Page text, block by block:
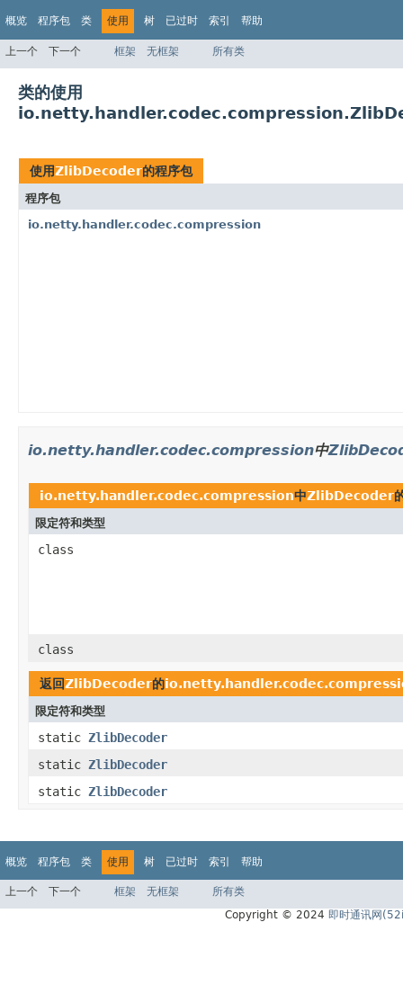
概览 程序包 类 使用 树 已过时 索引 帮助
上一个 下一个 框架 无框架 所有类
类的使用
使用ZlibDecoder的程序包
程序包
io.netty.handler.codec.compression
io.netty.handler.codec.compression中
io.netty.handler.codec.compression中ZlibDecoder
限定符和类型
class
class
返回ZlibDecoder的
限定符和类型
static ZlibDecoder
static ZlibDecoder
static ZlibDecoder
概览 程序包 类 使用 树 已过时 索引 帮助
上一个 下一个 框架 无框架
所有类
Copyright © 2024 即时通讯网